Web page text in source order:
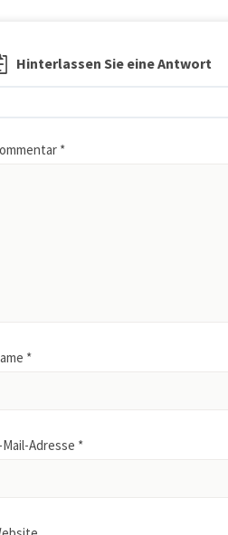
Hinterlassen Sie eine Antwort
*
*
Mail-Adresse *